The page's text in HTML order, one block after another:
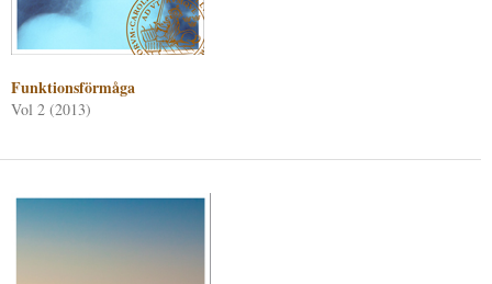
Funktionsförmåga
Vol 2 (2013)